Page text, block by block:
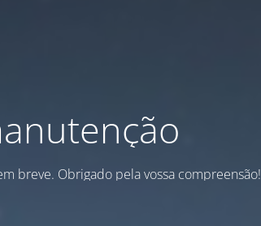
breve. Obrigado pela vossa compreensão!